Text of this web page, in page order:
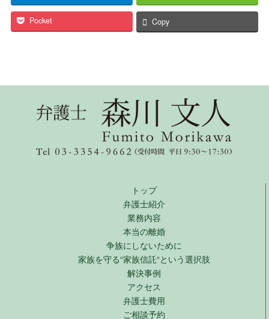
Pocket Copy
トップ
弁護士紹介
業務内容
本当の離婚
争族にしないために
家族を守る“家族信託“という選択肢
解決事例
アクセス
弁護士費用
ご相談予約